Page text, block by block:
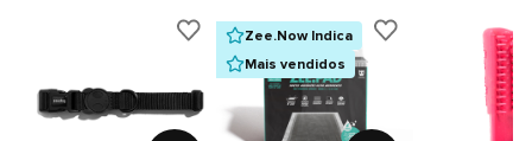
Zee.Now Indica
Mais vendidos